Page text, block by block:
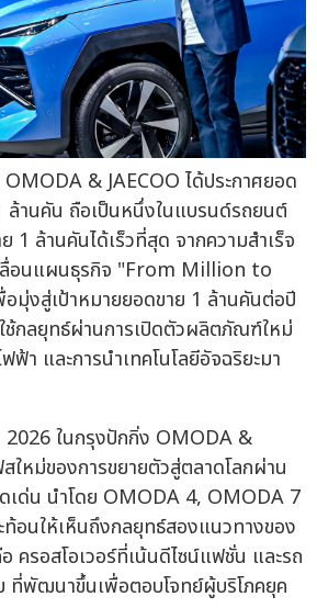
& JAECOO ได้ประกาศยอด
ล้านคัน ถือเป็นหนึ่งในแบรนด์รถยนต์
1 ล้านคันได้เร็วที่สุด จากความสำเร็จ
ลื่อนแผนธุรกิจ "From Million to
งสู่เป้าหมายยอดขาย 1 ล้านคันต่อปี
ช้กลยุทธ์ผ่านการเปิดตัวผลิตภัณฑ์ใหม่
ฟ้า และการนำเทคโนโลยีอัจฉริยะมา
ในกรุงปักกิ่ง OMODA &
สใหม่ของการขยายตัวสู่ตลาดโลกผ่าน
ด่น นำโดย OMODA 4, OMODA 7
ท้อนให้เห็นถึงกลยุทธ์สองแนวทางของ
ครอสโอเวอร์ที่เน้นดีไซน์แฟชั่น และรถ
ที่พัฒนาขึ้นเพื่อตอบโจทย์ผู้บริโภคยุค